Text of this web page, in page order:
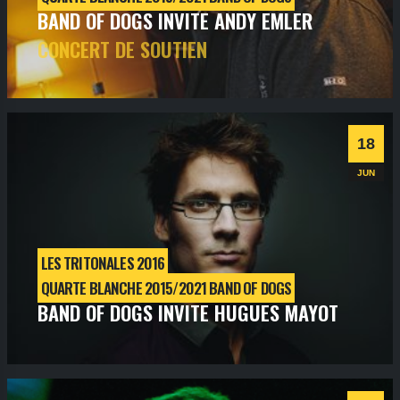
BAND OF DOGS INVITE ANDY EMLER
CONCERT DE SOUTIEN
vendredi2 fév2018- 20h00
Billetterie 18
JUN
LES TRITONALES 2016
QUARTE BLANCHE 2015/2021 BAND OF DOGS
BAND OF DOGS INVITE HUGUES MAYOT